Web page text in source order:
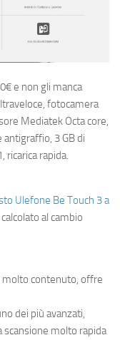
e non gli manca
fotocamera
Mediatek Octa core,
3 GB di
ricarica rapida.
Ulefone Be Touch 3 a
al cambio
molto contenuto, offre
dei più avanzati,
molto rapida